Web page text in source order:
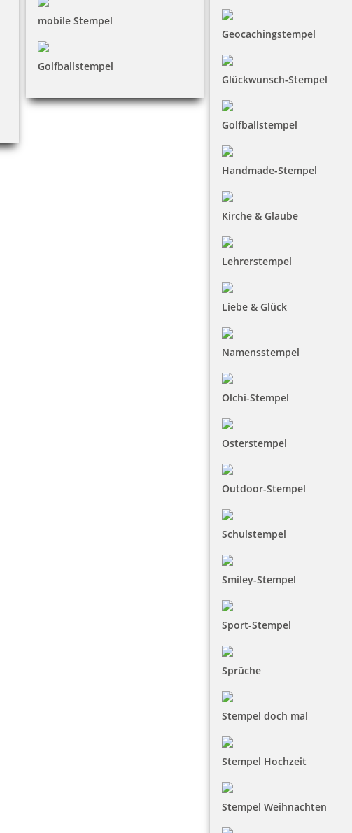
mobile Stempel
Golfballstempel
Geocachingstempel
Glückwunsch-Stempel
Golfballstempel
Handmade-Stempel
Kirche & Glaube
Lehrerstempel
Liebe & Glück
Namensstempel
Olchi-Stempel
Osterstempel
Outdoor-Stempel
Schulstempel
Smiley-Stempel
Sport-Stempel
Sprüche
Stempel doch mal
Stempel Hochzeit
Stempel Weihnachten